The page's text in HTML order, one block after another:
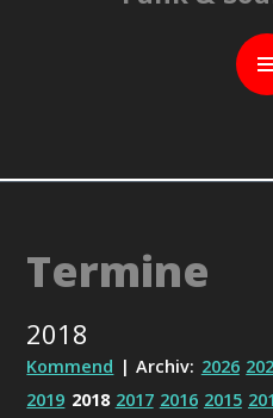
Termine
2018
Kommend | Archiv: 2026
2019 2018 2017 2016 2015